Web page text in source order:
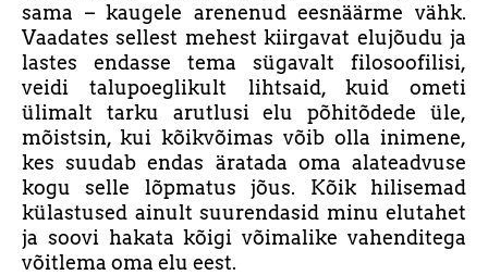
sama – kaugele arenenud eesnäärme vähk.
Vaadates sellest mehest kiirgavat elujõudu ja
lastes endasse tema sügavalt filosoofilisi,
veidi talupoeglikult lihtsaid, kuid ometi
ülimalt tarku arutlusi elu põhitõdede üle,
mõistsin, kui kõikvõimas võib olla inimene,
kes suudab endas äratada oma alateadvuse
kogu selle lõpmatus jõus. Kõik hilisemad
külastused ainult suurendasid minu elutahet
ja soovi hakata kõigi võimalike vahenditega
võitlema oma elu eest.